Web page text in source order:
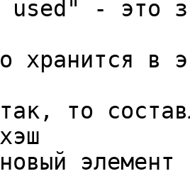
- это
хранится в
то